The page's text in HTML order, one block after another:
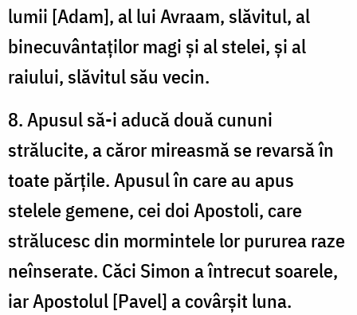
lumii [Adam], al lui Avraam, slăvitul, al
binecuvântaților magi și al stelei, și al
raiului, slăvitul său vecin.
8. Apusul să-i aducă două cununi
strălucite, a căror mireasmă se revarsă în
toate părțile. Apusul în care au apus
stelele gemene, cei doi Apostoli, care
strălucesc din mormintele lor pururea raze
neînserate. Căci Simon a întrecut soarele,
iar Apostolul [Pavel] a covârșit luna.